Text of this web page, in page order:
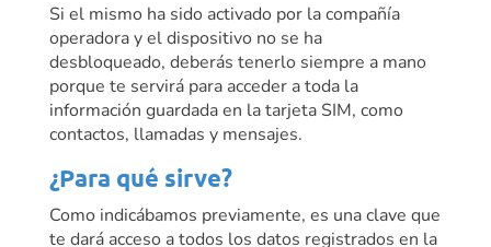
Si el mismo ha sido activado por la compañía
operadora y el dispositivo no se ha
desbloqueado, deberás tenerlo siempre a mano
porque te servirá para acceder a toda la
información guardada en la tarjeta SIM, como
contactos, llamadas y mensajes.
¿Para qué sirve?
Como indicábamos previamente, es una clave que
te dará acceso a todos los datos registrados en la